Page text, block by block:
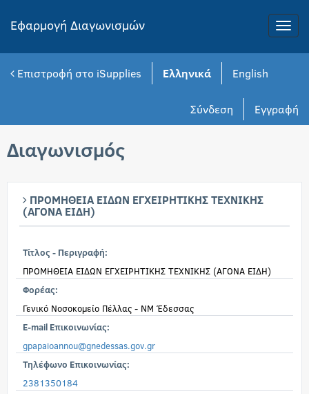
Toggle
Εφαρμογή Διαγωνισμών
Επιστροφή στο iSupplies Ελληνικά English
Εγγραφή
Σύνδεση
Διαγωνισμός
ΠΡΟΜΗΘΕΙΑ ΕΙΔΩΝ ΕΓΧΕΙΡΗΤΙΚΗΣ ΤΕΧΝΙΚΗΣ
(ΑΓΟΝΑ ΕΙΔΗ)
Τίτλος - Περιγραφή:
ΠΡΟΜΗΘΕΙΑ ΕΙΔΩΝ ΕΓΧΕΙΡΗΤΙΚΗΣ ΤΕΧΝΙΚΗΣ (ΑΓΟΝΑ ΕΙΔΗ)
Φορέας:
Γενικό Νοσοκομείο Πέλλας - ΝΜ Έδεσσας
E-mail Επικοινωνίας:
gpapaioannou@gnedessas.gov.gr
Τηλέφωνο Επικοινωνίας:
2381350184